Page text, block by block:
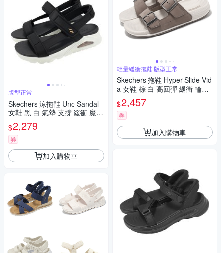
版型正常
Skechers 涼拖鞋 Uno Sandal
女鞋 黑 白 氣墊 支撐 緩衝 魔鬼
氈 厚底 119813BLK
$2,279
券
加入購物車
輕量緩衝拖鞋 版型正常
Skechers 拖鞋 Hyper Slide-Vid
a 女鞋 棕 白 高回彈 緩衝 輪胎
大底 涼拖鞋 140466DKTP
$2,457
券
加入購物車